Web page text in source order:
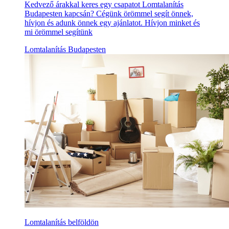
Kedvező árakkal keres egy csapatot Lomtalanítás
Budapesten kapcsán? Cégünk örömmel segít önnek,
hívjon és adunk önnek egy ajánlatot. Hívjon minket és
mi örömmel segítünk
Lomtalanítás Budapesten
Lomtalanítás belföldön